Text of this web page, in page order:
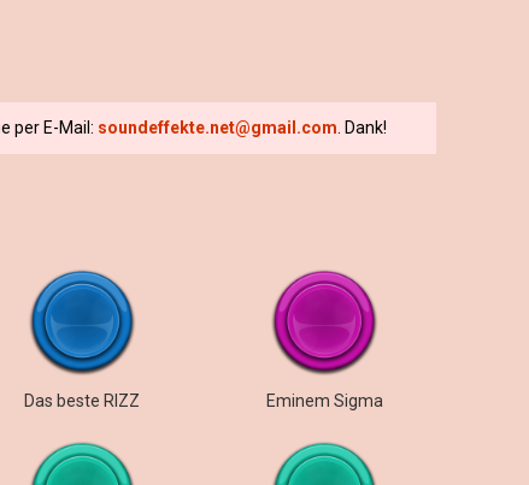
per E-Mail: soundeffekte.net@gmail.com . Dank!
Das beste RIZZ Eminem Sigma